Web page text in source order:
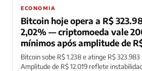
ECONOMIA
Bitcoin hoje opera a R$
2,02% — criptomoeda vale
mínimos após amplitude de
Bitcoin sobe R$ 1.238 e atinge R$
Amplitude de R$ 12.019 reflete